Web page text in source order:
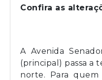
Confira as
A Avenida
(principal) passa a
norte. Para quem